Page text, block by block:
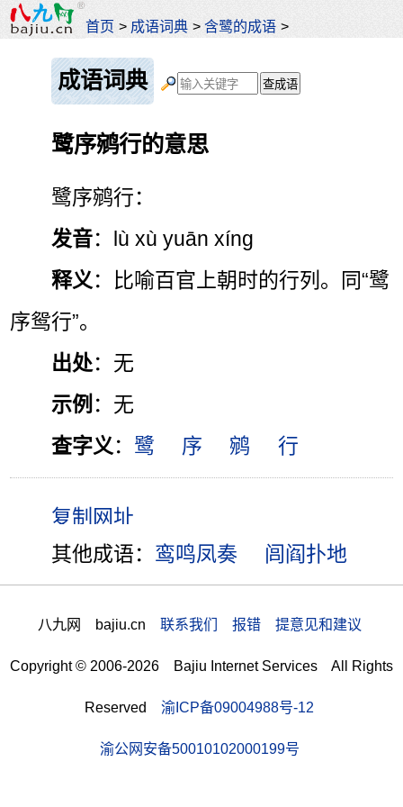
首页 > 成语词典 >含鹭的成语 >
成语词典
鹭序鹓行的意思
鹭序鹓行：
发音：lù xù yuān xíng
释义 ：比喻百官上朝时的行列。同“鹭
序鸳行”。
出处：无
示例 ：无
查字义 ： 鹭 序 鹓 行
其他成语： 鸾鸣凤奏 闾阎扑地
八九网 bajiu.cn 联系我们 报错 提意见和建议
Copyright © 2006-2026 Bajiu Internet Services All Rights
Reserved 渝ICP备09004988号-12
渝公网安备50010102000199号